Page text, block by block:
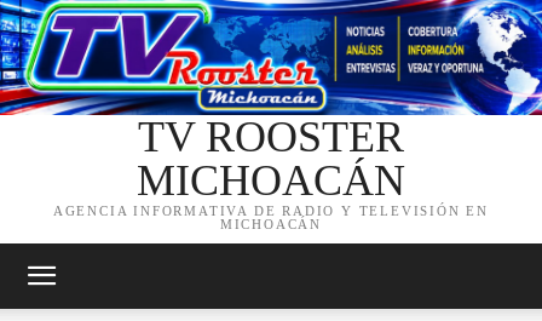
TV ROOSTER
MICHOACÁN
AGENCIA INFORMATIVA DE RADIO Y TELEVISIÓN EN
MICHOACÁN